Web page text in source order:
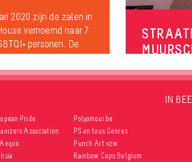
2020 zijn de zalen in
vernoemd naar 7
personen. De
2017
Identiteiten en
Pride
Association
Polyamour.be
PS en tous Genres
Punch Art vzw
Rainbow Cops Belgium
IN